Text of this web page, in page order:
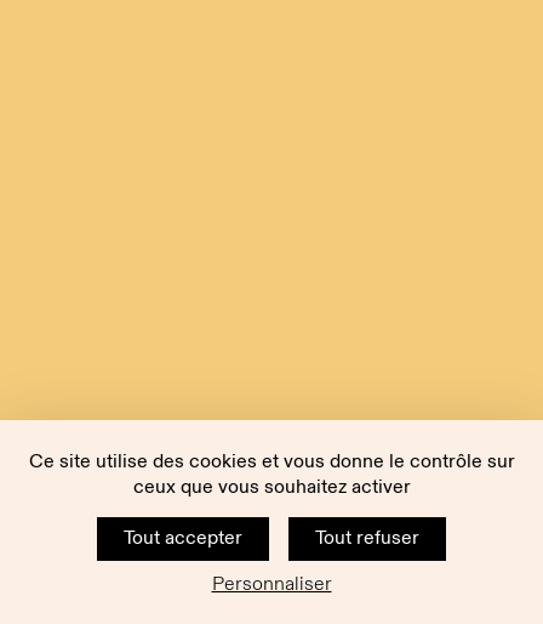
Ce site utilise des cookies et vous donne le contrôle sur
ceux que vous souhaitez activer
Tout accepter
Tout refuser
Personnaliser